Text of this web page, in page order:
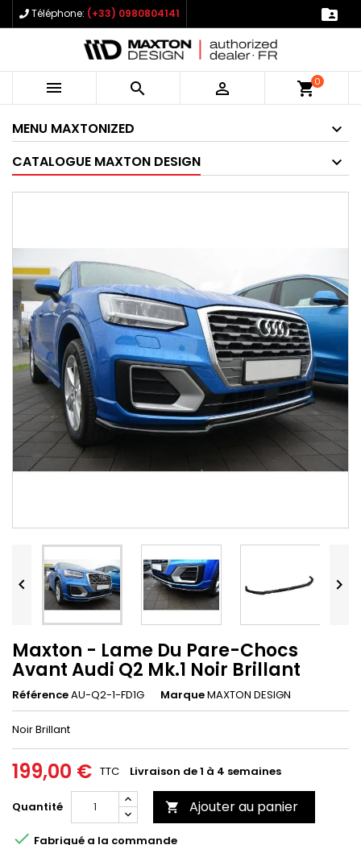
Téléphone: (+33) 0980804141 
   shopping_cart0
MENU MAXTONIZED
CATALOGUE MAXTON DESIGN
 
Maxton - Lame Du Pare-Chocs
Avant Audi Q2 Mk.1 Noir Brillant
RéférenceAU-Q2-1-FD1G MarqueMAXTON DESIGN
Noir Brillant
199,00 € TTC Livraison de 1 à 4 semaines
Quantité  Ajouter au panier
 Fabriqué a la commande